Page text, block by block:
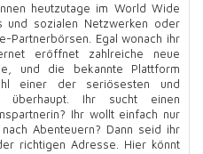
heutzutage im World Wide
und sozialen Netzwerken oder
Partnerbörsen. Egal wonach ihr
eröffnet zahlreiche neue
und die bekannte Plattform
einer der seriösesten und
überhaupt. Ihr sucht einen
Ihr wollt einfach nur
Abenteuern? Dann seid ihr
richtigen Adresse. Hier könnt